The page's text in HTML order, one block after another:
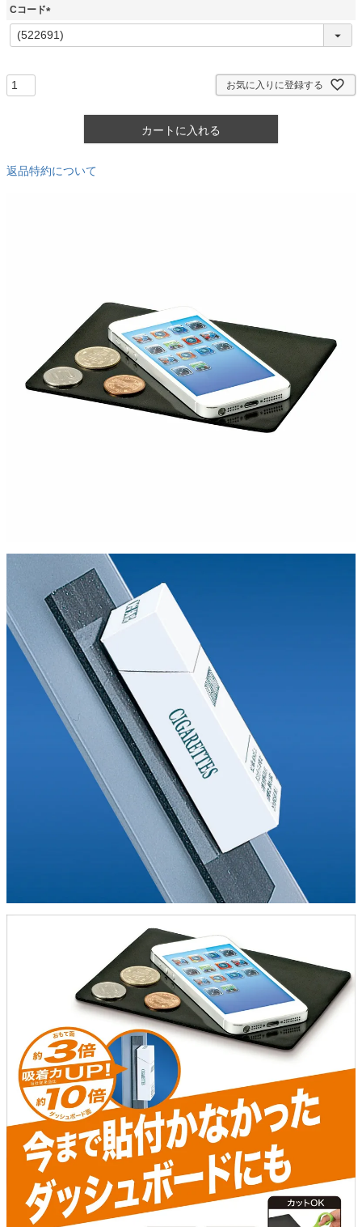
Cコード
(
必
お気に入りに登録する
カートに入れる
返品特約について